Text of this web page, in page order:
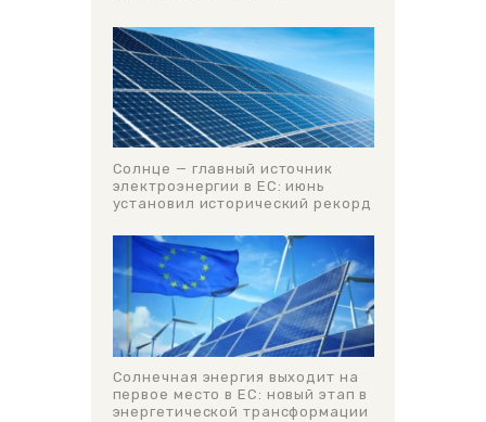
Солнце — главный источник
электроэнергии в ЕС: июнь
установил исторический рекорд
Солнечная энергия выходит на
первое место в ЕС: новый этап в
энергетической трансформации